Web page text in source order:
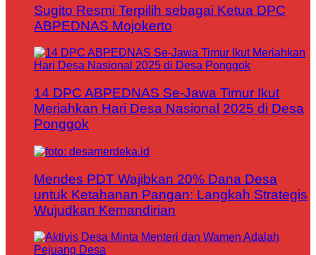
Sugito Resmi Terpilih sebagai Ketua DPC
ABPEDNAS Mojokerto
14 DPC ABPEDNAS Se-Jawa Timur Ikut
Meriahkan Hari Desa Nasional 2025 di Desa
Ponggok
Mendes PDT Wajibkan 20% Dana Desa
untuk Ketahanan Pangan: Langkah Strategis
Wujudkan Kemandirian